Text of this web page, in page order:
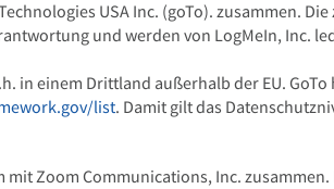
USA Inc. (goTo). zusammen.
und werden von LogMeIn, Inc.
in einem Drittland außerhalb der EU.
list. Damit gilt das
Zoom Communications, Inc.